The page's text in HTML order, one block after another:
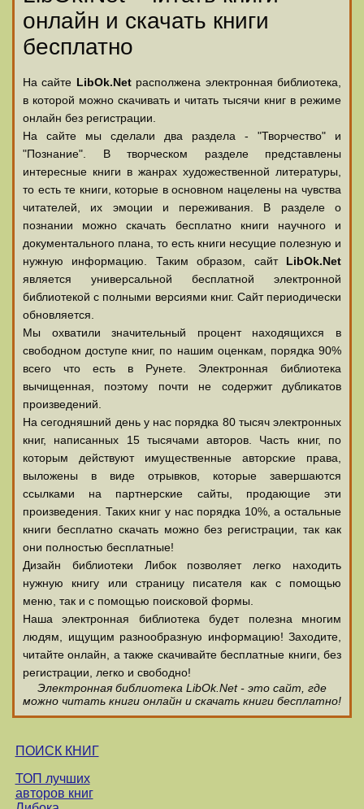
онлайн и скачать книги
бесплатно
На сайте LibOk.Netрасполжена электронная библиотека,
в которой можно скачивать и читать тысячи книг в режиме
онлайн без регистрации.
На сайте мы сделали два раздела - "Творчество" и
"Познание". В творческом разделе представлены
интересные книги в жанрах художественной литературы,
то есть те книги, которые в основном нацелены на чувства
читателей, их эмоции и переживания. В разделе о
познании можно скачать бесплатно книги научного и
документального плана, то есть книги несущие полезную и
нужную информацию. Таким образом, сайт LibOk.Net
является универсальной бесплатной электронной
библиотекой с полными версиями книг. Сайт периодически
обновляется.
Мы охватили значительный процент находящихся в
свободном доступе книг, по нашим оценкам, порядка 90%
всего что есть в Рунете. Электронная библиотека
вычищенная, поэтому почти не содержит дубликатов
произведений.
На сегодняшний день у нас порядка 80 тысяч электронных
книг, написанных 15 тысячами авторов. Часть книг, по
которым действуют имущественные авторские права,
выложены в виде отрывков, которые завершаются
ссылками на партнерские сайты, продающие эти
произведения. Таких книг у нас порядка 10%, а остальные
книги бесплатно скачать можно без регистрации, так как
они полностью бесплатные!
Дизайн библиотеки Либок позволяет легко находить
нужную книгу или страницу писателя как с помощью
меню, так и с помощью поисковой формы.
Наша электронная библиотека будет полезна многим
людям, ищущим разнообразную информацию! Заходите,
читайте онлайн, а также скачивайте бесплатные книги, без
регистрации, легко и свободно!
Электронная библиотека LibOk.Net - это сайт, где
можно читать книги онлайн и скачать книги бесплатно!
ПОИСК КНИГ
ТОП лучших
авторов книг